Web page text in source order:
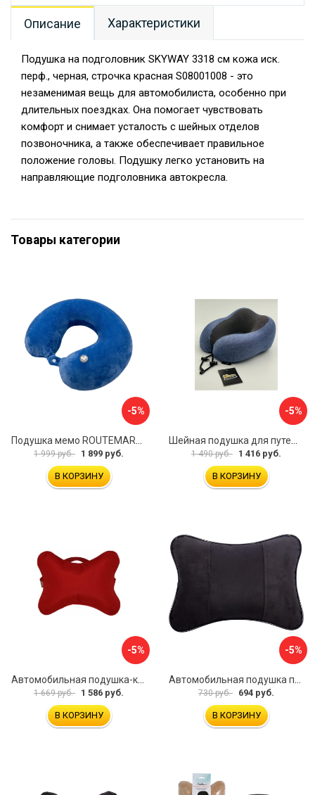
Описание Характеристики
Подушка на подголовник SKYWAY 3318 см кожа иск.
перф., черная, строчка красная S08001008 - это
незаменимая вещь для автомобилиста, особенно при
длительных поездках. Она помогает чувствовать
комфорт и снимает усталость с шейных отделов
позвоночника, а также обеспечивает правильное
положение головы. Подушку легко установить на
направляющие подголовника автокресла.
Товары категории
-5%
1 999 руб. 1 899 руб.
В КОРЗИНУ
-5%
1 490 руб. 1 416 руб.
В КОРЗИНУ
-5%
Автомобильная подушка-косточка под шею A&P PKRM163
1 669 руб. 1 586 руб.
В КОРЗИНУ
-5%
Автомобильная подушка под шею Dollex PBA-1320
730 руб. 694 руб.
В КОРЗИНУ